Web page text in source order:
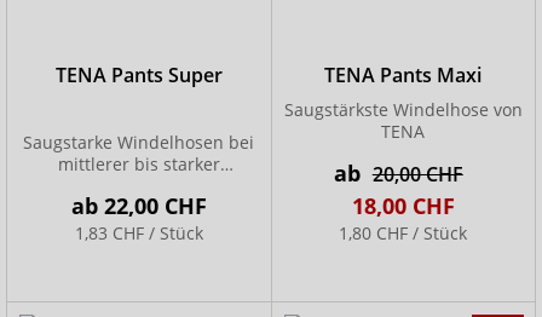
TENA Pants Super
Saugstarke Windelhosen bei
mittlerer bis starker
ab 22,00 CHF
1,83 CHF / Stück
TENA Pants Maxi
Saugstärkste Windelhose von
TENA
ab 20,00 CHF
18,00 CHF
1,80 CHF / Stück